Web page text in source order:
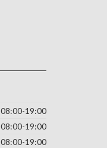
08:00-19:00
08:00-19:00
08:00-19:00